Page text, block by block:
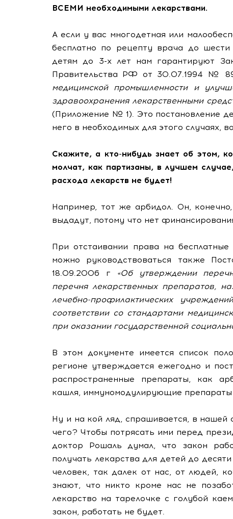
ВСЕМИ необходимыми лекарствами.
А если у вас многодетная или
бесплатно по рецепту врача до
детям до 3-х лет нам гарантируют
Правительства РФ от 30.07.1994 №
медицинской промышленности и
здравоохранения лекарственными
(Приложение № 1). Это постановление
него в необходимых для этого случаях,
Скажите, а кто-нибудь знает об этом,
молчат, как партизаны, в лучшем
расхода лекарств не будет!
Например, тот же арбидол. Он,
выдадут, потому что нет
При отстаивании права на
можно руководствоваться также
18.09.2006 г «Об утверждении
перечня лекарственных препаратов,
лечебно-профилактических
соответствии со стандартами
при оказании государственной
В этом документе имеется список
регионе утверждается ежегодно и
распространенные препараты, как
кашля, иммуномодулирующие препараты
Ну и на кой ляд, спрашивается, в
чего? Чтобы потрясать ими перед
доктор Рошаль думал, что закон
получать лекарства для детей до десяти
человек, так далек от нас, от людей,
знают, что никто кроме нас не
лекарство на тарелочке с голубой
закон, работать не будет.